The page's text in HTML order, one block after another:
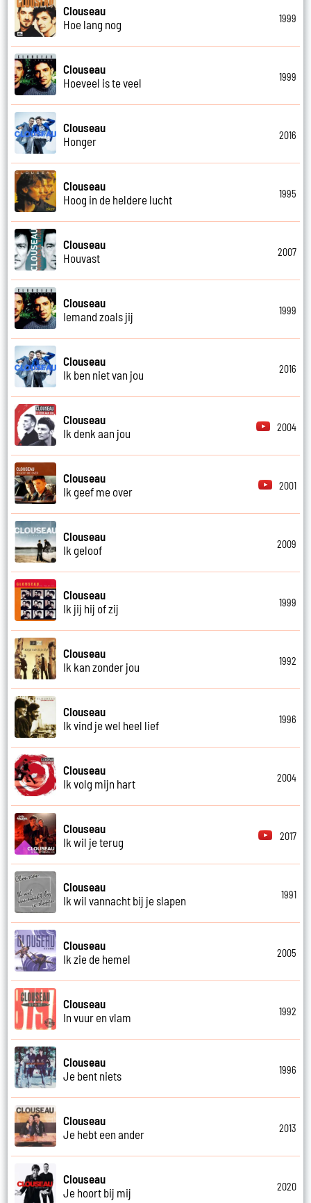
Clouseau
Hoe lang nog
1999
Clouseau
Hoeveel is te veel
1999
Clouseau
Honger
2016
Clouseau
Hoog in de heldere lucht
1995
Clouseau
Houvast
2007
Clouseau
Iemand zoals jij
1999
Clouseau
Ik ben niet van jou
2016
Clouseau
Ik denk aan jou
2004
Clouseau
Ik geef me over
2001
Clouseau
Ik geloof
2009
Clouseau
Ik jij hij of zij
1999
Clouseau
Ik kan zonder jou
1992
Clouseau
Ik vind je wel heel lief
1996
Clouseau
Ik volg mijn hart
2004
Clouseau
Ik wil je terug
2017
Clouseau
Ik wil vannacht bij je slapen
1991
Clouseau
Ik zie de hemel
2005
Clouseau
In vuur en vlam
1992
Clouseau
Je bent niets
1996
Clouseau
Je hebt een ander
2013
Clouseau
Je hoort bij mij
2020